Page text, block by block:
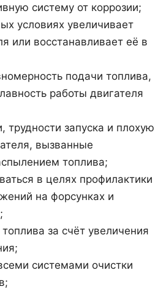
систему от коррозии;
условиях увеличивает
или восстанавливает её в
подачи топлива,
работы двигателя
запуска и плохую
вызванные
топлива;
в целях профилактики
на форсунках и
за счёт увеличения
системами очистки